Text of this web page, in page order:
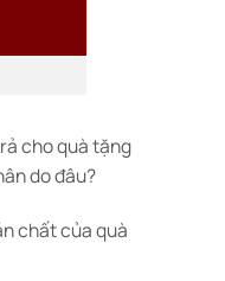
cho quà tặng
do đâu?
chất của quà